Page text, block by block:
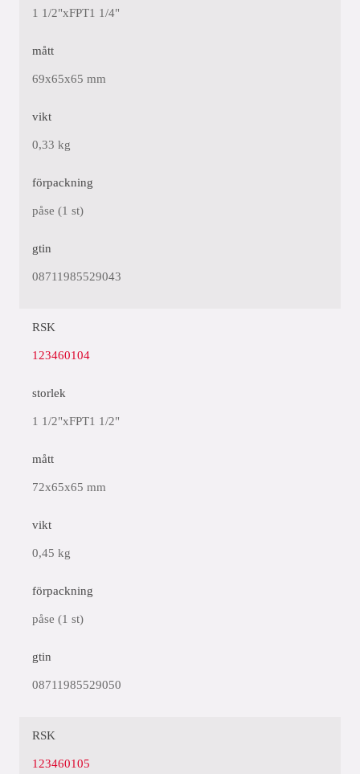
1 1/2"xFPT1 1/4"
mått
69x65x65 mm
vikt
0,33 kg
förpackning
påse (1 st)
gtin
08711985529043
RSK
123460104
storlek
1 1/2"xFPT1 1/2"
mått
72x65x65 mm
vikt
0,45 kg
förpackning
påse (1 st)
gtin
08711985529050
RSK
123460105